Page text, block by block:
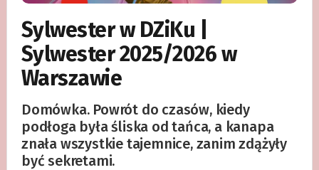
Sylwester w DZiKu |
Sylwester 2025/2026 w
Warszawie
Domówka. Powrót do czasów, kiedy
podłoga była śliska od tańca, a kanapa
znała wszystkie tajemnice, zanim zdążyły
być sekretami.